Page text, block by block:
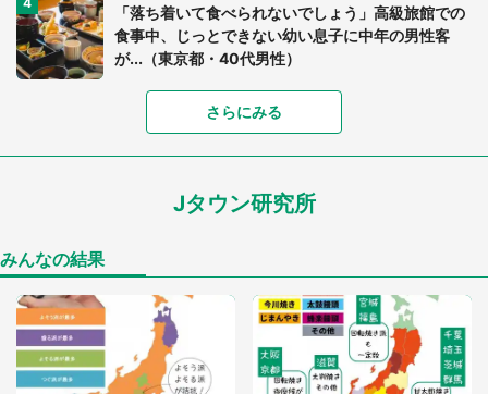
「落ち着いて食べられないでしょう」高級旅館での
食事中、じっとできない幼い息子に中年の男性客
が...（東京都・40代男性）
「可愛いのにホラー」「事件性を感じる」 ふわふ
「孫にあげると思って、あなたにこれをあげる」
「ゾワゾワする」「本当に気持ち悪い」 道端でバ
グっちゃってた〝野生の野菜〟に6.5万人戦慄
さらにみる
Jタウン研究所
みんなの結果